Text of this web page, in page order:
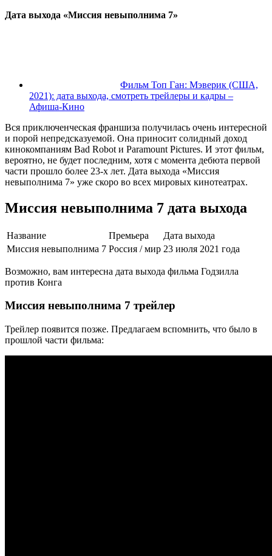
Дата выхода «Миссия невыполнима 7»
Фильм Топ Ган: Мэверик (США,
2021): дата выхода, смотреть трейлеры и кадры –
Афиша-Кино
Вся приключенческая франшиза получилась очень интересной
и порой непредсказуемой. Она приносит солидный доход
кинокомпаниям Bad Robot и Paramount Pictures. И этот фильм,
вероятно, не будет последним, хотя с момента дебюта первой
части прошло более 23-х лет. Дата выхода «Миссия
невыполнима 7» уже скоро во всех мировых кинотеатрах.
Миссия невыполнима 7 дата выхода
Название Премьера
Дата выхода
Миссия невыполнима 7 Россия / мир 23 июля 2021 года
Возможно, вам интересна дата выхода фильма Годзилла
против Конга
Миссия невыполнима 7 трейлер
Трейлер появится позже. Предлагаем вспомнить, что было в
прошлой части фильма: